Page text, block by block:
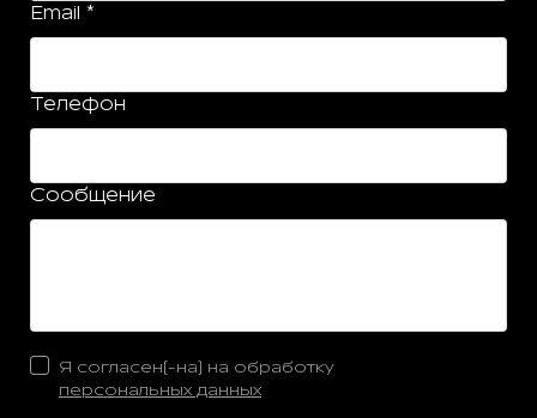
Email *
Телефон
Сообщение
Я согласен(-на) на обработку
персональных данных